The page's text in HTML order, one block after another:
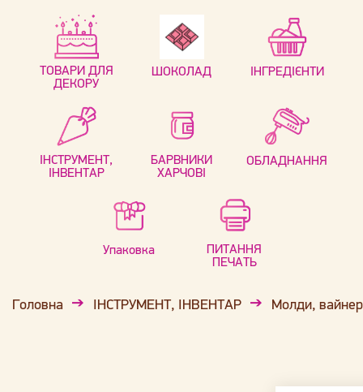
ТОВАРИ ДЛЯ
ДЕКОРУ
ШОКОЛАД ІНГРЕДІЄНТИ
ІНСТРУМЕНТ,
ІНВЕНТАР
БАРВНИКИ
ХАРЧОВІ
ОБЛАДНАННЯ
Упаковка
ПИТАННЯ
ПЕЧАТЬ
Головна ІНСТРУМЕНТ, ІНВЕНТАР Молди,